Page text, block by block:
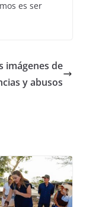
es ser
imágenes de
y abusos